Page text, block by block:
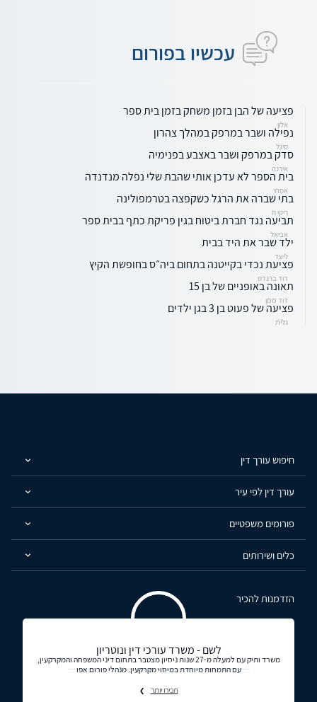
עכשיו בפורום
פציעה של הבן בזמן משחק בזמן בית ספר
אלון
נפילה ושבר במרפק במהלך צהרון
סיגל
סדק במרפק ושבר באצבע בפנימיה
אירנה
בית הספר לא עדכן אותי שהבת שלי נפלה מנדנדה
אסתי
בתי שברה את הרגל כשקפצה בטרמפולינה
ריקי ח
תביעה נגד חברת ביטוח בגין פריקת כתף בבית ספר
אביאל
ילד שבר את היד בבית
ליעד
פציעת נכדי בקייטנה בתחום ביה״ס בחופשת הקיץ
דוד ברנדס
תאונה באופניים של בן 15
דוד ממן
פציעה של פעוט בן 3 בגן ילדים
גלית
חיפוש עורך דין
עורך דין לפי עיר
פורומים משפטיים
כלים ושירותים
הזדמנות להכיר
לשם - משרד עורכי דין ונוטריון
משרד ותיק עם למעלה מ-27 שנות ניסיון מצטבר בתחום דיני המשפחה והמקרקעין,
עם התמחות מיוחדת במיסוי מקרקעין. מנהלי פורום אפו
תכירו יותר